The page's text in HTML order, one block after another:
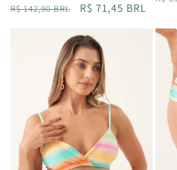
Preço
R$ 142,90 BRL
Preço
R$ 71,45 BRL